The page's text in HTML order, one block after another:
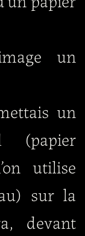
un
un
(papier
utilise
sur la
devant